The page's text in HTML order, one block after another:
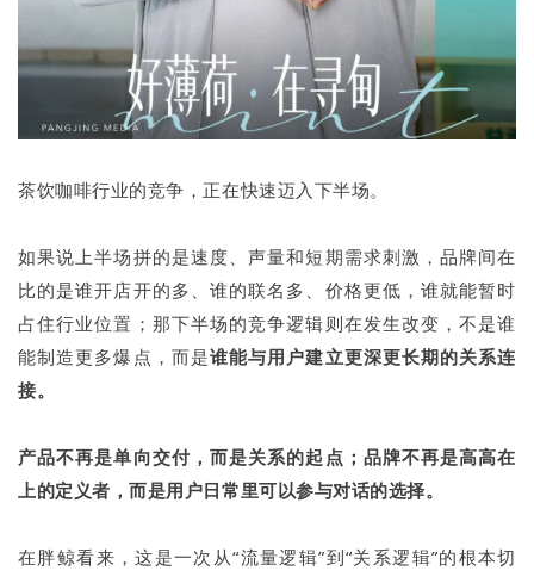
茶饮咖啡行业的竞争，正在快速迈入下半场。
如果说上半场拼的是速度、声量和短期需求刺激，品牌间在
比的是谁开店开的多、谁的联名多、价格更低，谁就能暂时
占住行业位置；那下半场的竞争逻辑则在发生改变，不是谁
能制造更多爆点，而是谁能与用户建立更深更长期的关系连
接。
产品不再是单向交付，而是关系的起点；品牌不再是高高在
上的定义者，而是用户日常里可以参与对话的选择。
在胖鲸看来，这是一次从“流量逻辑”到“关系逻辑”的根本切